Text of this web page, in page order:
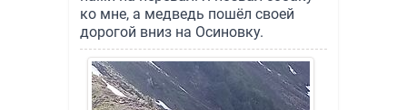
ко мне, а медведь пошёл своей
дорогой вниз на Осиновку.